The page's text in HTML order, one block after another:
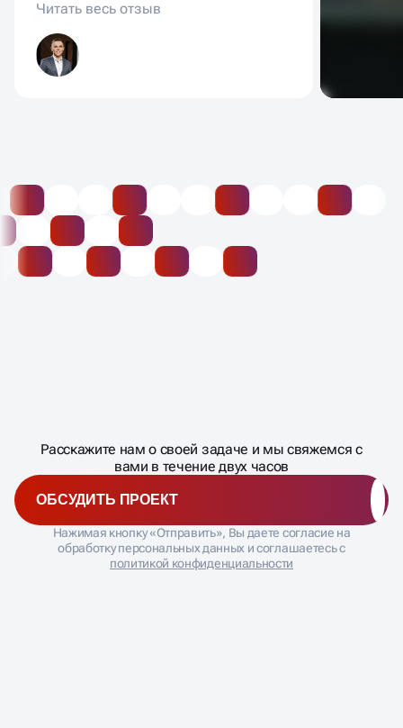
�
Расскажите нам о своей задаче и мы свяжемся с
вами в течение двух часов
ОБСУДИТЬ ПРОЕКТ
Нажимая кнопку «Отправить», Вы даете согласие на
обработку персональных данных и соглашаетесь с
политикой конфиденциальности